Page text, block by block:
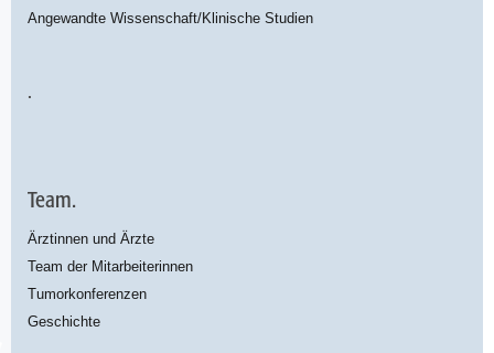
Angewandte Wissenschaft/Klinische Studien
.
Team.
Ärztinnen und Ärzte
Team der Mitarbeiterinnen
Tumorkonferenzen
Geschichte